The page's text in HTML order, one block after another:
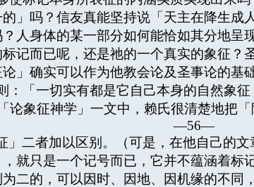
」吗？信友真能坚持说「天主在降生成
人身体的某一部分如何能恰如其分地呈
记而已呢，还是祂的一个真实的象征？
」确实可以作为他教会论及圣事论的基
「一切实有都是它自己本身的自然象
论象征神学」一文中，赖氏很清楚地把
—56—
」二者加以区别。（可是，在他自己的
就只是一个记号而已，它并不蕴涵着
二的，可以因时、因地、因机缘的不